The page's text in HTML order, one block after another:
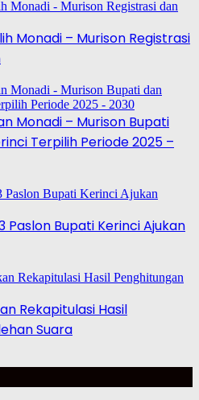
Monadi – Murison Registrasi
Monadi – Murison Bupati
Terpilih Periode 2025 –
Paslon Bupati Kerinci Ajukan
Rekapitulasi Hasil
Suara